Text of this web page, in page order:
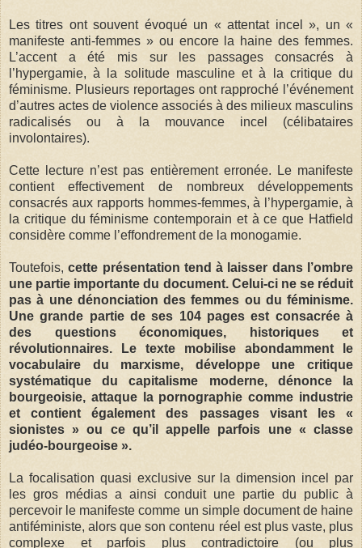
Les titres ont souvent évoqué un « attentat incel », un «
manifeste anti-femmes » ou encore la haine des femmes.
L’accent a été mis sur les passages consacrés à
l’hypergamie, à la solitude masculine et à la critique du
féminisme. Plusieurs reportages ont rapproché l’événement
d’autres actes de violence associés à des milieux masculins
radicalisés ou à la mouvance incel (célibataires
involontaires).
Cette lecture n’est pas entièrement erronée. Le manifeste
contient effectivement de nombreux développements
consacrés aux rapports hommes-femmes, à l’hypergamie, à
la critique du féminisme contemporain et à ce que Hatfield
considère comme l’effondrement de la monogamie.
Toutefois, cette présentation tend à laisser dans l’ombre
une partie importante du document. Celui-ci ne se réduit
pas à une dénonciation des femmes ou du féminisme.
Une grande partie de ses 104 pages est consacrée à
des questions économiques, historiques et
révolutionnaires. Le texte mobilise abondamment le
vocabulaire du marxisme, développe une critique
systématique du capitalisme moderne, dénonce la
bourgeoisie, attaque la pornographie comme industrie
et contient également des passages visant les «
sionistes » ou ce qu’il appelle parfois une « classe
judéo-bourgeoise ».
La focalisation quasi exclusive sur la dimension incel par
les gros médias a ainsi conduit une partie du public à
percevoir le manifeste comme un simple document de haine
antiféministe, alors que son contenu réel est plus vaste, plus
complexe et parfois plus contradictoire (ou plus